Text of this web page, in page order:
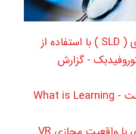
درمان اختلال یادگیری ( SLD ) با استفاده از
- گزارش
اختلال یادگیری چیست - What is Learning